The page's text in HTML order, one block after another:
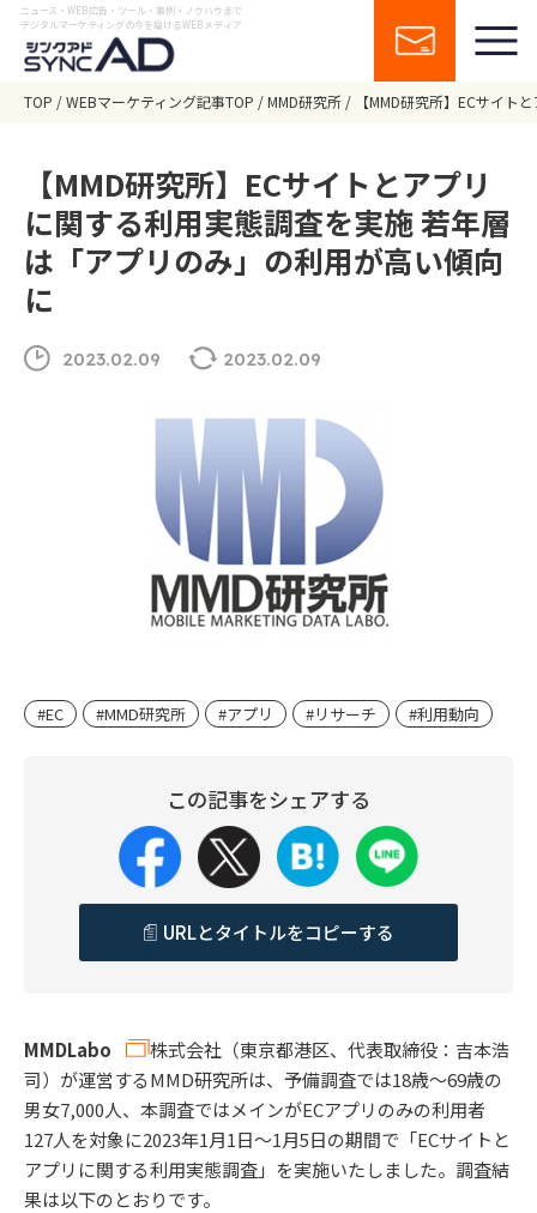
ニュース・WEB広告・ツール・事例・ノウハウまで
デジタルマーケティングの今を届けるWEBメディア
TOP WEBマーケティング記事TOP MMD研究所 【MMD研究所】ECサイ
【MMD研究所】ECサイトとアプリ
に関する利用実態調査を実施 若年層
は「アプリのみ」の利用が高い傾向
に
2023.02.09 2023.02.09
#EC #MMD研究所 #アプリ #リサーチ #利用動向
この記事をシェアする
URLとタイトルをコピーする
MMDLabo
株式会社（東京都港区、代表取締役：吉本浩
司）が運営するMMD研究所は、予備調査では18歳～69歳の
男女7,000人、本調査ではメインがECアプリのみの利用者
127人を対象に2023年1月1日～1月5日の期間で「ECサイトと
アプリに関する利用実態調査」を実施いたしました。調査結
果は以下のとおりです。